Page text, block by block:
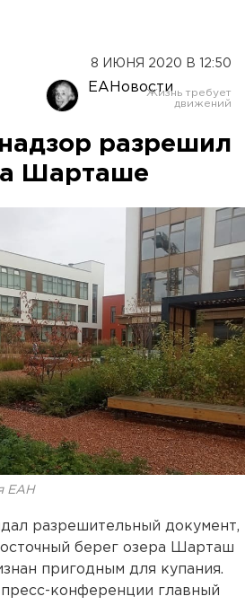
8 ИЮНЯ 2020 В 12:50
ЕАНовости
разрешил
Шарташе
ЕАН
разрешительный документ,
берег озера Шарташ
пригодным для купания.
конференции главный